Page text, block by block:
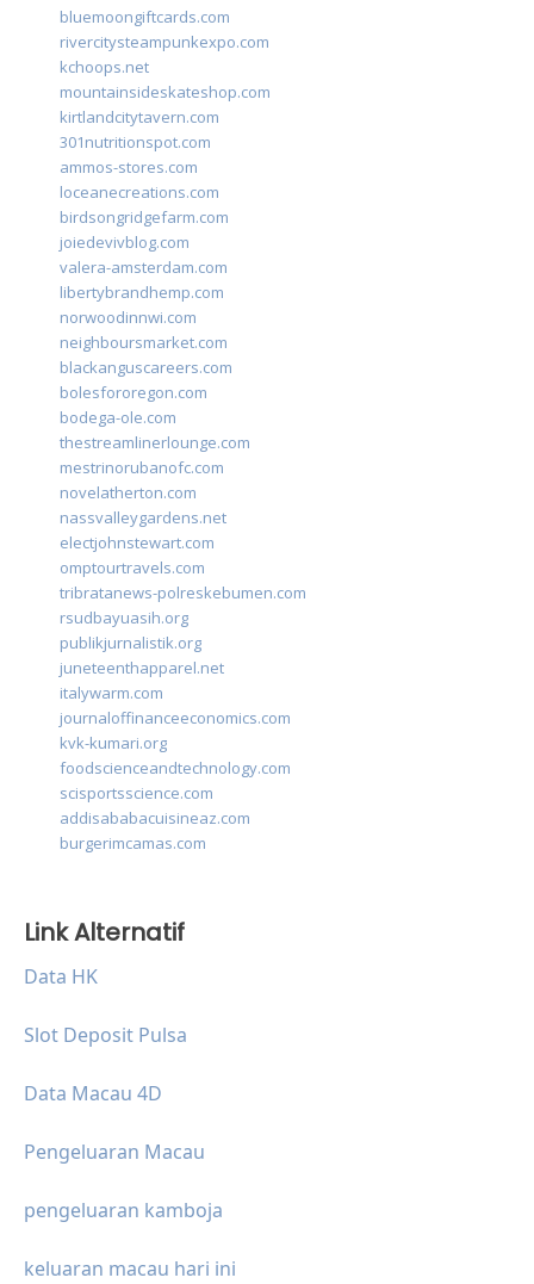
bluemoongiftcards.com
rivercitysteampunkexpo.com
kchoops.net
mountainsideskateshop.com
kirtlandcitytavern.com
301nutritionspot.com
ammos-stores.com
loceanecreations.com
birdsongridgefarm.com
joiedevivblog.com
valera-amsterdam.com
libertybrandhemp.com
norwoodinnwi.com
neighboursmarket.com
blackanguscareers.com
bolesfororegon.com
bodega-ole.com
thestreamlinerlounge.com
mestrinorubanofc.com
novelatherton.com
nassvalleygardens.net
electjohnstewart.com
omptourtravels.com
tribratanews-polreskebumen.com
rsudbayuasih.org
publikjurnalistik.org
juneteenthapparel.net
italywarm.com
journaloffinanceeconomics.com
kvk-kumari.org
foodscienceandtechnology.com
scisportsscience.com
addisababacuisineaz.com
burgerimcamas.com
Link Alternatif
Data HK
Slot Deposit Pulsa
Data Macau 4D
Pengeluaran Macau
pengeluaran kamboja
keluaran macau hari ini